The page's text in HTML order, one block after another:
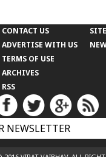
CONTACT US
ADVERTISE WITH US
TERMS OF USE
ARCHIVES
RSS